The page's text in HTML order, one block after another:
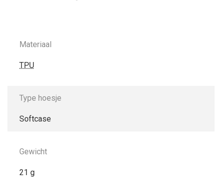
Materiaal
TPU
Type hoesje
Softcase
Gewicht
21 g